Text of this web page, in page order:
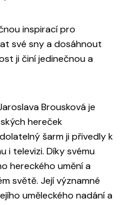
inspirací pro
své sny a dosáhnout
ji činí jedinečnou a
Brousková je
hereček
šarm ji přivedly k
i televizi. Díky svému
hereckého umění a
světě. Její významné
uměleckého nadání a